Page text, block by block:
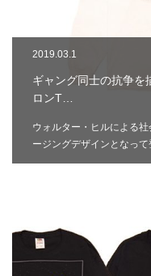
2019.03.1
ギャング同士の抗争を
ロンT…
ウォルター・ヒルによる
ージングデザインとなっ